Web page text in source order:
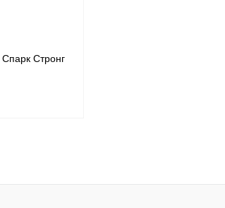
Стронг
Сравнение